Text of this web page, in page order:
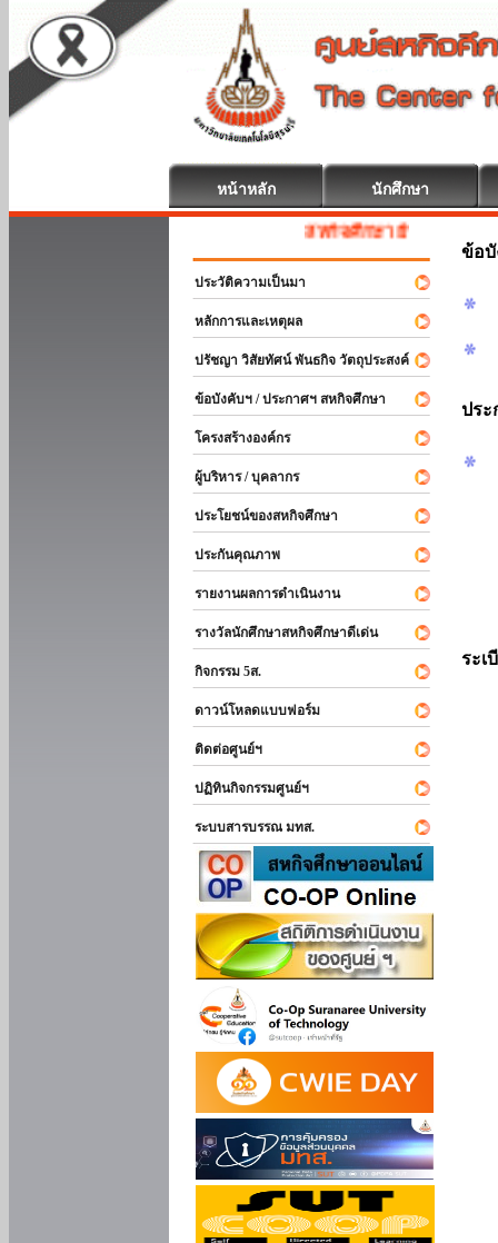
หน้าหลัก นักศึกษา
สหกิจศึกษา ยินดีต้อนรับ
ประวัติความเป็นมา
หลักการและเหตุผล
ปรัชญา วิสัยทัศน์ พันธกิจ วัตถุประสงค์
ข้อบังคับฯ / ประกาศฯ สหกิจศึกษา
โครงสร้างองค์กร
ผู้บริหาร / บุคลากร
ประโยชน์ของสหกิจศึกษา
ประกันคุณภาพ
รายงานผลการดำเนินงาน
รางวัลนักศึกษาสหกิจศึกษาดีเด่น
กิจกรรม 5ส.
ดาวน์โหลดแบบฟอร์ม
ติดต่อศูนย์ฯ
ปฏิทินกิจกรรมศูนย์ฯ
ระบบสารบรรณ มทส.
ข้อ
ประ
ระเ